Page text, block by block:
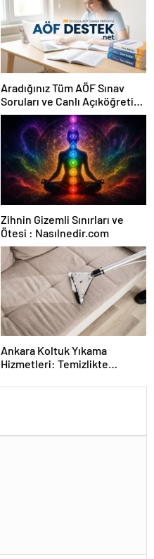
Aradığınız Tüm AÖF Sınav
Soruları ve Canlı Açıköğretim
Forumu Burada
Zihnin Gizemli Sınırları ve
Ötesi : Nasılnedir.com
Ankara Koltuk Yıkama
Hizmetleri: Temizlikte